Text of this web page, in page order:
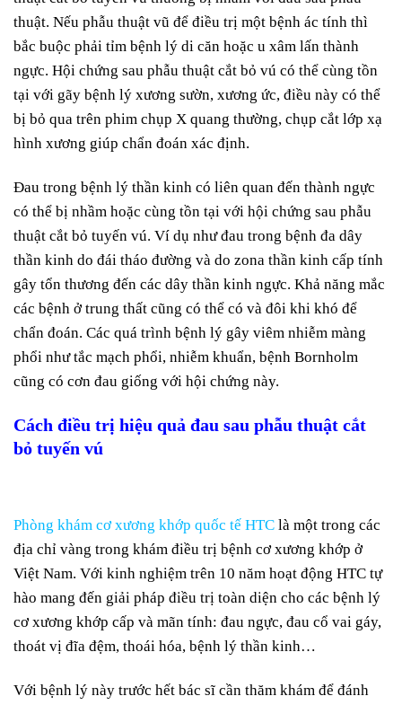
thuật. Nếu phẫu thuật vũ để điều trị một bệnh ác tính thì
bắc buộc phải tỉm bệnh lý di căn hoặc u xâm lấn thành
ngực. Hội chứng sau phẫu thuật cắt bỏ vú có thể cùng tồn
tại với gãy bệnh lý xương sườn, xương ức, điều này có thể
bị bỏ qua trên phim chụp X quang thường, chụp cắt lớp xạ
hình xương giúp chẩn đoán xác định.
Đau trong bệnh lý thần kinh có liên quan đến thành ngực
có thể bị nhầm hoặc cùng tồn tại với hội chứng sau phẫu
thuật cắt bỏ tuyến vú. Ví dụ như đau trong bệnh đa dây
thần kinh do đái tháo đường và do zona thần kinh cấp tính
gây tổn thương đến các dây thần kinh ngực. Khả năng mắc
các bệnh ở trung thất cũng có thể có và đôi khi khó để
chẩn đoán. Các quá trình bệnh lý gây viêm nhiễm màng
phổi như tắc mạch phổi, nhiễm khuẩn, bệnh Bornholm
cũng có cơn đau giống với hội chứng này.
Cách điều trị hiệu quả đau sau phẫu thuật cắt
bỏ tuyến vú
Phòng khám cơ xương khớp quốc tế HTC là một trong các
địa chỉ vàng trong khám điều trị bệnh cơ xương khớp ở
Việt Nam. Với kinh nghiệm trên 10 năm hoạt động HTC tự
hào mang đến giải pháp điều trị toàn diện cho các bệnh lý
cơ xương khớp cấp và mãn tính: đau ngực, đau cổ vai gáy,
thoát vị đĩa đệm, thoái hóa, bệnh lý thần kinh…
Với bệnh lý này trước hết bác sĩ cần thăm khám để đánh